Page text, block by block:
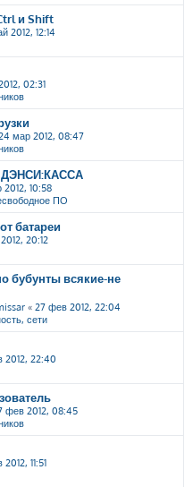
и Shift
2012, 12:14
02:31
24 мар 2012, 08:47
ДЭНСИ:КАССА
2012, 10:58
ПО
батареи
20:12
бубунты всякие-не
« 27 фев 2012, 22:04
сети
2012, 22:40
фев 2012, 08:45
11:51